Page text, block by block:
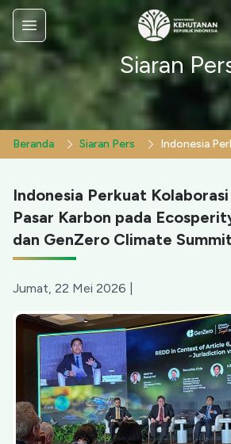
Menu
Siaran
Beranda Siaran Pers
Indonesia Perkuat
Pasar Karbon pada
dan GenZero Climate
Jumat, 22 Mei 2026